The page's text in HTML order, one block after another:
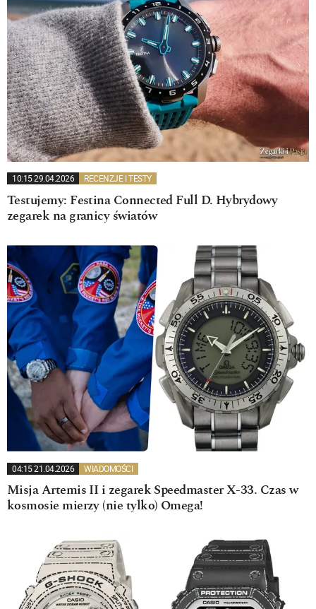
10:15 29.04.2026 RECENZJE I TESTY
Testujemy: Festina Connected Full D. Hybrydowy
zegarek na granicy światów
04:15 21.04.2026 WIADOMOŚCI
Misja Artemis II i zegarek Speedmaster X-33. Czas w
kosmosie mierzy (nie tylko) Omega!